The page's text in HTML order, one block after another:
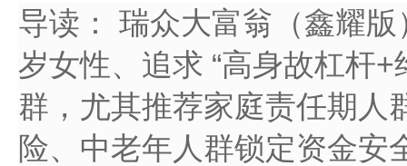
导读：
瑞众大富翁（鑫耀
岁女性、追求 “高身故杠杆
群，尤其推荐家庭责任期人
险、中老年人群锁定资金安